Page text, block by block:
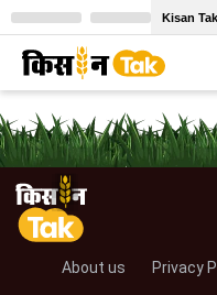
Kisan Tak
About us Privacy